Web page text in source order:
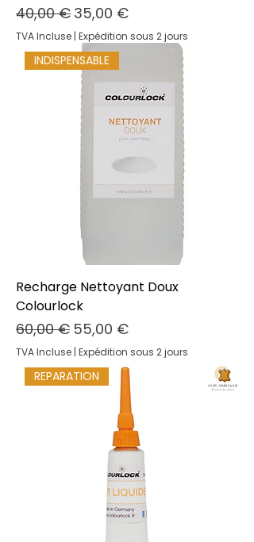
Prix original
40,00 € Prix promotionnel
35,00 €
TVA Incluse | Expédition sous 2 jours
INDISPENSABLE
Recharge Nettoyant Doux
Colourlock
Prix original
60,00 € Prix promotionnel
55,00 €
TVA Incluse | Expédition sous 2 jours
REPARATION